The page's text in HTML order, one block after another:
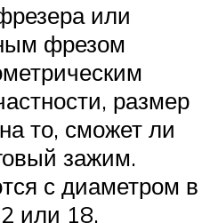
или
фрезом
размер
то, сможет ли
зажим.
с диаметром в
или 18.